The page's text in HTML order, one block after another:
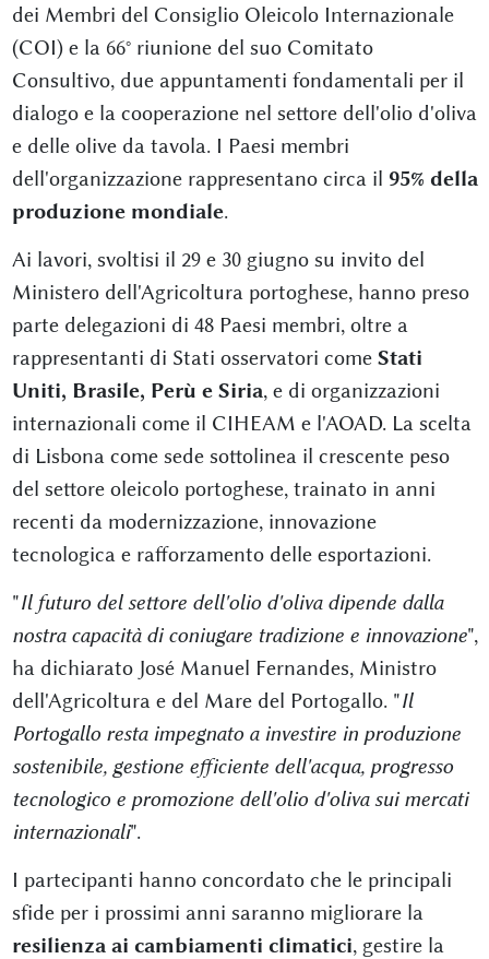
dei Membri del Consiglio Oleicolo Internazionale
(COI) e la 66° riunione del suo Comitato
Consultivo, due appuntamenti fondamentali per il
dialogo e la cooperazione nel settore dell'olio d'oliva
e delle olive da tavola. I Paesi membri
dell'organizzazione rappresentano circa il 95% della
produzione mondiale.
Ai lavori, svoltisi il 29 e 30 giugno su invito del
Ministero dell'Agricoltura portoghese, hanno preso
parte delegazioni di 48 Paesi membri, oltre a
rappresentanti di Stati osservatori come Stati
Uniti, Brasile, Perù e Siria, e di organizzazioni
internazionali come il CIHEAM e l'AOAD. La scelta
di Lisbona come sede sottolinea il crescente peso
del settore oleicolo portoghese, trainato in anni
recenti da modernizzazione, innovazione
tecnologica e rafforzamento delle esportazioni.
"Il futuro del settore dell'olio d'oliva dipende dalla
nostra capacità di coniugare tradizione e innovazione",
ha dichiarato José Manuel Fernandes, Ministro
dell'Agricoltura e del Mare del Portogallo. "Il
Portogallo resta impegnato a investire in produzione
sostenibile, gestione efficiente dell'acqua, progresso
tecnologico e promozione dell'olio d'oliva sui mercati
internazionali".
I partecipanti hanno concordato che le principali
sfide per i prossimi anni saranno migliorare la
resilienza ai cambiamenti climatici, gestire la